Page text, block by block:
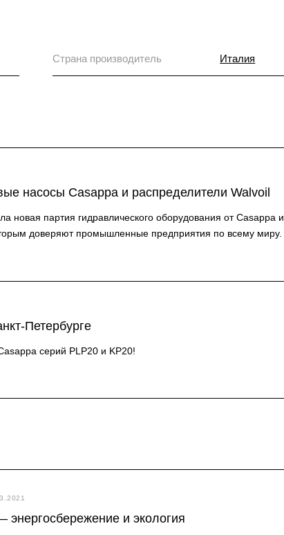
Страна производитель Италия
насосы Casappa и распределители Walvoil
новая партия гидравлического оборудования от Casappa и
доверяют промышленные предприятия по всему миру.
Петербурге
серий PLP20 и KP20!
энергосбережение и экология